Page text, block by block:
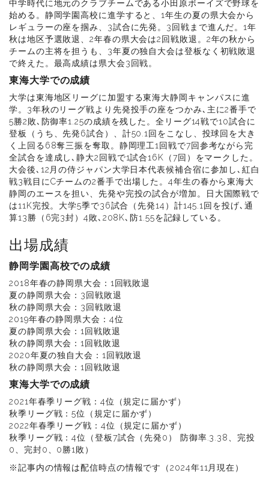
中学時代に地元のクラブチームである小田原ボーイズで野球を
始める。静岡学園高校に進学すると、1年生の夏の県大会から
レギュラーの座を掴み、3試合に先発。3回戦まで進んだ。1年
秋は地区予選敗退、2年春の県大会は2回戦敗退。2年の秋から
チームの主将を担うも、3年夏の独自大会は登板なく初戦敗退
で終えた。最高成績は県大会3回戦。
東海大学での成績
大学は東海地区リーグに加盟する東海大静岡キャンパスに進
学。3年秋のリーグ戦より先発投手の座をつかみ､主に2番手で
5勝2敗､防御率1.25の成績を残した。全リーグ14戦で10試合に
登板（うち、先発6試合）、計50.1回をこなし、投球回を大き
く上回る68奪三振を奪取。静岡理工1回戦で7回参考ながら完
全試合を達成し､静大2回戦で1試合16K（7回）をマークした。
大会後､12月の侍ジャパン大学日本代表候補合宿に参加し､紅白
戦3戦目にCチームの2番手で出場した。4年生の春から東海大
静岡のエースを担い、先発や完投の試合が増加。日大国際戦で
は11K完投。大学5季で36試合（先発14）計145.1回を投げ､通
算13勝（6完3封）4敗､208K､防1.55を記録している。
出場成績
静岡学園高校での成績
2018年春の静岡県大会：1回戦敗退
夏の静岡県大会：3回戦敗退
秋の静岡県大会：3回戦敗退
2019年春の静岡県大会：4位
夏の静岡県大会：1回戦敗退
秋の静岡県大会：1回戦敗退
2020年夏の独自大会：1回戦敗退
秋の静岡県大会：1回戦敗退
東海大学での成績
2021年春季リーグ戦：4位（規定に届かず）
秋季リーグ戦：5位（規定に届かず）
2022年春季リーグ戦：4位（規定に届かず）
秋季リーグ戦：4位（登板7試合（先発0） 防御率.3.38、完投
0、完封0、0勝1敗）
※記事内の情報は配信時点の情報です（2024年11月現在）